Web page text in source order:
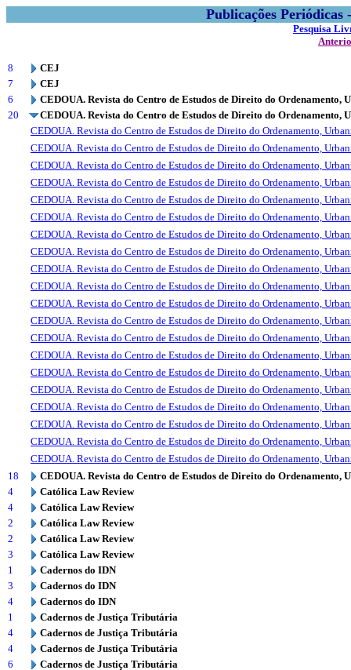
Publicações
Pesquisa
8
CEJ
7
CEJ
6
CEDOUA. Revista do Centro de Estudos de Direito do Ordenamento,
20
CEDOUA. Revista do Centro de Estudos de Direito do Ordenamento,
CEDOUA. Revista do Centro de Estudos de Direito do Ordenamento,
CEDOUA. Revista do Centro de Estudos de Direito do Ordenamento,
CEDOUA. Revista do Centro de Estudos de Direito do Ordenamento,
CEDOUA. Revista do Centro de Estudos de Direito do Ordenamento,
CEDOUA. Revista do Centro de Estudos de Direito do Ordenamento,
CEDOUA. Revista do Centro de Estudos de Direito do Ordenamento,
CEDOUA. Revista do Centro de Estudos de Direito do Ordenamento,
CEDOUA. Revista do Centro de Estudos de Direito do Ordenamento,
CEDOUA. Revista do Centro de Estudos de Direito do Ordenamento,
CEDOUA. Revista do Centro de Estudos de Direito do Ordenamento,
CEDOUA. Revista do Centro de Estudos de Direito do Ordenamento,
CEDOUA. Revista do Centro de Estudos de Direito do Ordenamento,
CEDOUA. Revista do Centro de Estudos de Direito do Ordenamento,
CEDOUA. Revista do Centro de Estudos de Direito do Ordenamento,
CEDOUA. Revista do Centro de Estudos de Direito do Ordenamento,
CEDOUA. Revista do Centro de Estudos de Direito do Ordenamento,
CEDOUA. Revista do Centro de Estudos de Direito do Ordenamento,
CEDOUA. Revista do Centro de Estudos de Direito do Ordenamento,
CEDOUA. Revista do Centro de Estudos de Direito do Ordenamento,
CEDOUA. Revista do Centro de Estudos de Direito do Ordenamento,
18
CEDOUA. Revista do Centro de Estudos de Direito do Ordenamento,
4
Católica Law Review
4
Católica Law Review
2
Católica Law Review
2
Católica Law Review
3
Católica Law Review
1
Cadernos do IDN
3
Cadernos do IDN
4
Cadernos do IDN
1
Cadernos de Justiça Tributária
4
Cadernos de Justiça Tributária
4
Cadernos de Justiça Tributária
6
Cadernos de Justiça Tributária